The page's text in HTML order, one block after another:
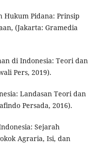
Hukum Pidana: Prinsip
(Jakarta: Gramedia
di Indonesia: Teori dan
Pers, 2019).
Landasan Teori dan
Persada, 2016).
Sejarah
Agraria, Isi, dan